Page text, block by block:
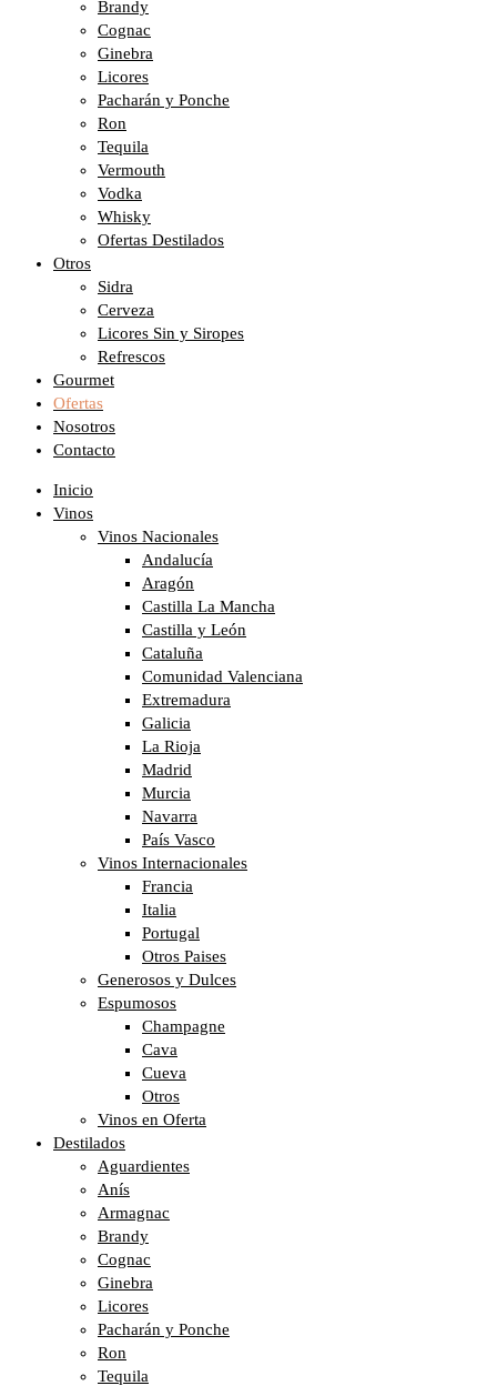
Brandy
Cognac
Ginebra
Licores
Pacharán y Ponche
Ron
Tequila
Vermouth
Vodka
Whisky
Ofertas Destilados
Otros
Sidra
Cerveza
Licores Sin y Siropes
Refrescos
Gourmet
Ofertas
Nosotros
Contacto
Inicio
Vinos
Vinos Nacionales
Andalucía
Aragón
Castilla La Mancha
Castilla y León
Cataluña
Comunidad Valenciana
Extremadura
Galicia
La Rioja
Madrid
Murcia
Navarra
País Vasco
Vinos Internacionales
Francia
Italia
Portugal
Otros Paises
Generosos y Dulces
Espumosos
Champagne
Cava
Cueva
Otros
Vinos en Oferta
Destilados
Aguardientes
Anís
Armagnac
Brandy
Cognac
Ginebra
Licores
Pacharán y Ponche
Ron
Tequila